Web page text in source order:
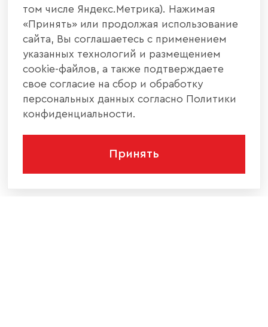
том числе Яндекс.Метрика). Нажимая
«Принять» или продолжая использование
сайта, Вы соглашаетесь с применением
указанных технологий и размещением
cookie-файлов, а также подтверждаете
свое согласие на сбор и обработку
персональных данных согласно Политики
конфиденциальности.
Принять